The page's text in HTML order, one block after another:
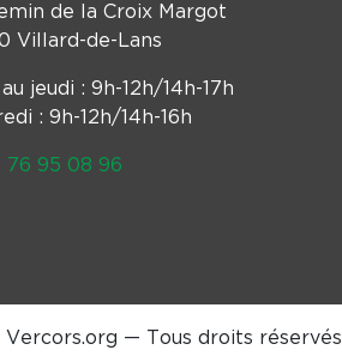
de la Croix Margot
Villard-de-Lans
jeudi : 9h-12h/14h-17h
: 9h-12h/14h-16h
76 95 08 96
— Tous droits réservés